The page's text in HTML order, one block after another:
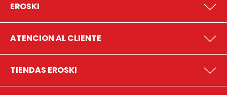
EROSKI
ATENCION AL CLIENTE
TIENDAS EROSKI